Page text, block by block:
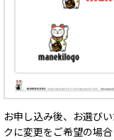
お申し込み後、お選び
クに変更をご希望の場